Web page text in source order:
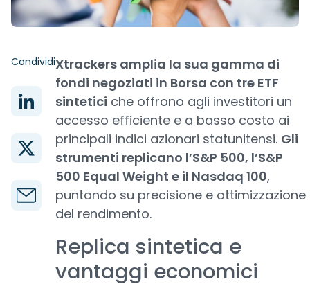
CondividiXtrackers amplia la sua gamma di
fondi negoziati in Borsa con tre ETF
sintetici che offrono agli investitori un
accesso efficiente e a basso costo ai
principali indici azionari statunitensi. Gli
strumenti replicano l’S&P 500, l’S&P
500 Equal Weight e il Nasdaq 100,
puntando su precisione e ottimizzazione
del rendimento.
Replica sintetica e
vantaggi economici